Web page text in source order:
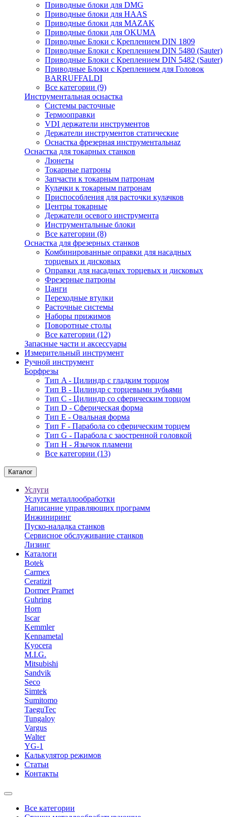
Приводные блоки для DMG
Приводные блоки для HAAS
Приводные блоки для MAZAK
Приводные блоки для OKUMA
Приводные Блоки с Креплением DIN 1809
Приводные Блоки с Креплением DIN 5480 (Sauter)
Приводные Блоки с Креплением DIN 5482 (Sauter)
Приводные Блоки с Креплением для Головок
BARRUFFALDI
Все категории (9)
Инструментальная оснастка
Системы расточные
Термооправки
VDI держатели инструментов
Держатели инструментов статические
Оснастка фрезерная инструментальнаz
Оснастка для токарных станков
Люнеты
Токарные патроны
Запчасти к токарным патронам
Кулачки к токарным патронам
Приспособления для расточки кулачков
Центры токарные
Держатели осевого инструмента
Инструментальные блоки
Все категории (8)
Оснастка для фрезерных станков
Комбинированные оправки для насадных
торцевых и дисковых
Оправки для насадных торцевых и дисковых
Фрезерные патроны
Цанги
Переходные втулки
Расточные системы
Наборы прижимов
Поворотные столы
Все категории (12)
Запасные части и аксессуары
Измерительный инструмент
Ручной инструмент
Борфрезы
Тип A - Цилиндр с гладким торцом
Тип В - Цилиндр с торцевыми зубьями
Тип С - Цилиндр со сферическим торцом
Тип D - Сферическая форма
Тип Е - Овальная форма
Тип F - Парабола со сферическим торцем
Тип G - Парабола с заостренной головкой
Тип H - Язычок пламени
Все категории (13)
Каталог
Услуги
Услуги металлообработки
Написание управляющих программ
Инжиниринг
Пуско-наладка станков
Сервисное обслуживание станков
Лизинг
Каталоги
Botek
Carmex
Ceratizit
Dormer Pramet
Guhring
Horn
Iscar
Kemmler
Kennametal
Kyocera
M.I.G.
Mitsubishi
Sandvik
Seco
Simtek
Sumitomo
TaeguTec
Tungaloy
Vargus
Walter
YG-1
Калькулятор режимов
Статьи
Контакты
Все категории